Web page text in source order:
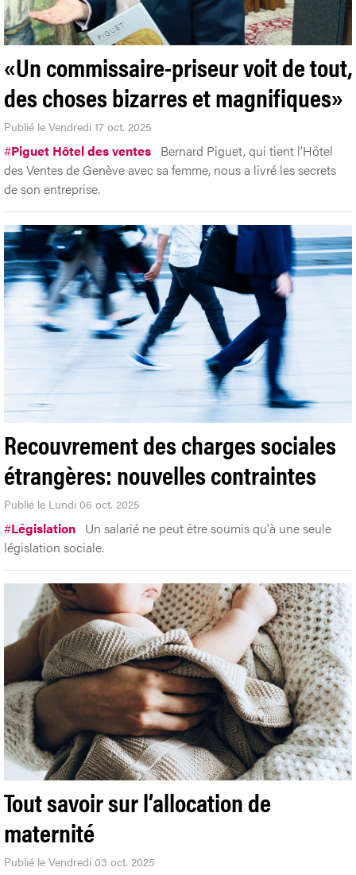
«Un commissaire-priseur voit de tout,
des choses bizarres et magnifiques»
Publié le Vendredi 17 oct. 2025
#Piguet Hôtel des ventes Bernard Piguet, qui tient l’Hôtel
des Ventes de Genève avec sa femme, nous a livré les secrets
de son entreprise.
Recouvrement des charges sociales
étrangères: nouvelles contraintes
Publié le Lundi 06 oct. 2025
#Législation Un salarié ne peut être soumis qu'à une seule
législation sociale.
Tout savoir sur l’allocation de
maternité
Publié le Vendredi 03 oct. 2025